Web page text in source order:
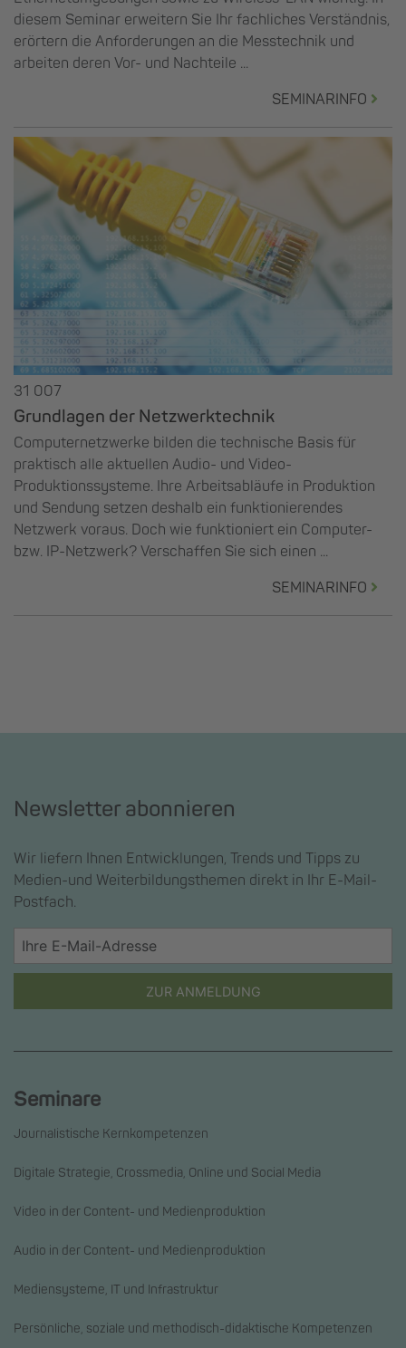
diesem Seminar erweitern Sie Ihr fachliches Verständnis,
erörtern die Anforderungen an die Messtechnik und
arbeiten deren Vor- und Nachteile ...
SEMINARINFO
31 007
Grundlagen der Netzwerktechnik
Computernetzwerke bilden die technische Basis für
praktisch alle aktuellen Audio- und Video-
Produktionssysteme. Ihre Arbeitsabläufe in Produktion
und Sendung setzen deshalb ein funktionierendes
Netzwerk voraus. Doch wie funktioniert ein Computer-
bzw. IP-Netzwerk? Verschaffen Sie sich einen ...
SEMINARINFO
Newsletter abonnieren
Wir liefern Ihnen Entwicklungen, Trends und Tipps zu
Medien-und Weiterbildungsthemen direkt in Ihr E-Mail-
Postfach.
ZUR ANMELDUNG
Seminare
Journalistische Kernkompetenzen
Digitale Strategie, Crossmedia, Online und Social Media
Video in der Content- und Medienproduktion
Audio in der Content- und Medienproduktion
Mediensysteme, IT und Infrastruktur
Persönliche, soziale und methodisch-didaktische Kompetenzen